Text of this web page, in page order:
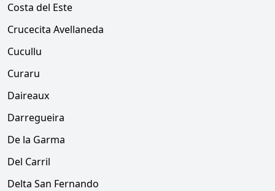
Costa del Este
Crucecita Avellaneda
Cucullu
Curaru
Daireaux
Darregueira
De la Garma
Del Carril
Delta San Fernando